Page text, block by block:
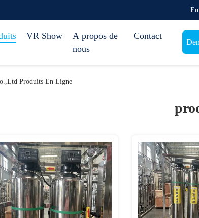
VR Show
A propos de
nous
Contact
Produits En Ligne